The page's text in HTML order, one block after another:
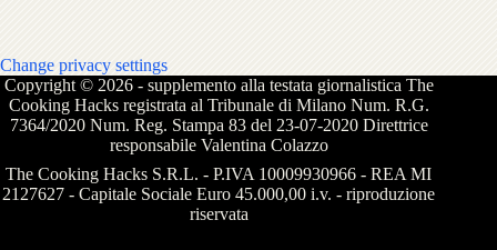
Change privacy settings
Copyright © 2026 - supplemento alla testata giornalistica The
Cooking Hacks registrata al Tribunale di Milano Num. R.G.
7364/2020 Num. Reg. Stampa 83 del 23-07-2020 Direttrice
responsabile Valentina Colazzo
The Cooking Hacks S.R.L. - P.IVA 10009930966 - REA MI
2127627 - Capitale Sociale Euro 45.000,00 i.v. - riproduzione
riservata